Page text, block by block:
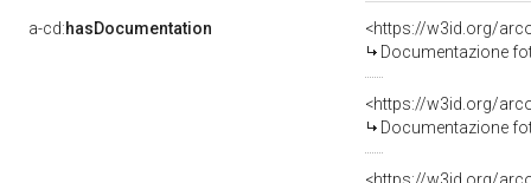
a-cd:hasDocumentation
Documentazione
Documentazione